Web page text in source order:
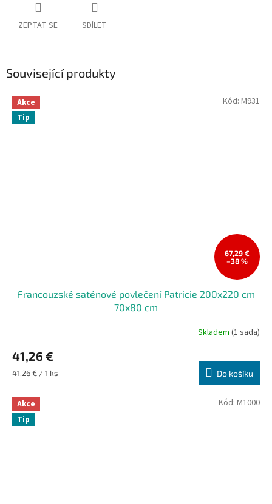
ZEPTAT SE SDÍLET
Související produkty
Akce
Tip
67,29 €
–38 %
Francouzské saténové povlečení Patricie 200x220 cm
70x80 cm
Skladem (1 sada)
41,26 €
Měrná
41,26 € / 1 ks Do košíku
Kód: M931
Akce
Tip
Kód: M1000